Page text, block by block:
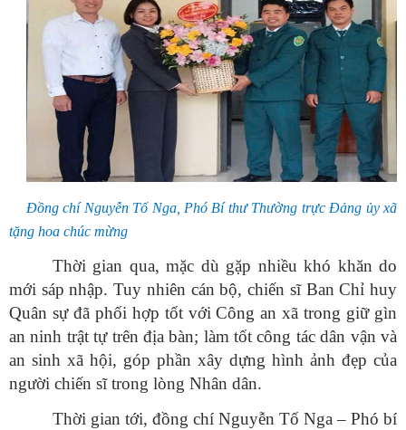
Đồng chí Nguyễn Tố Nga, Phó Bí thư Thường trực Đảng ủy xã
tặng hoa chúc mừng
Thời gian qua, mặc dù gặp nhiều khó khăn do
mới sáp nhập. Tuy nhiên cán bộ, chiến sĩ Ban Chỉ huy
Quân sự đã phối hợp tốt với Công an xã trong giữ gìn
an ninh trật tự trên địa bàn; làm tốt công tác dân vận và
an sinh xã hội, góp phần xây dựng hình ảnh đẹp của
người chiến sĩ trong lòng Nhân dân.
Thời gian tới, đồng chí Nguyễn Tố Nga – Phó bí